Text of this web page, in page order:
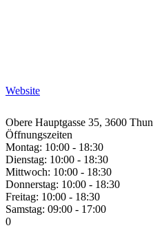
Website
Obere Hauptgasse 35, 3600 Thun
Öffnungszeiten
Montag: 10:00 - 18:30
Dienstag: 10:00 - 18:30
Mittwoch: 10:00 - 18:30
Donnerstag: 10:00 - 18:30
Freitag: 10:00 - 18:30
Samstag: 09:00 - 17:00
0